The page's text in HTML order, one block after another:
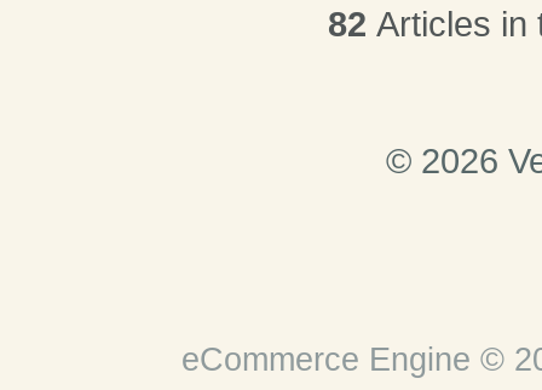
82 Articles in
© 2026
eCommerce Engine ©